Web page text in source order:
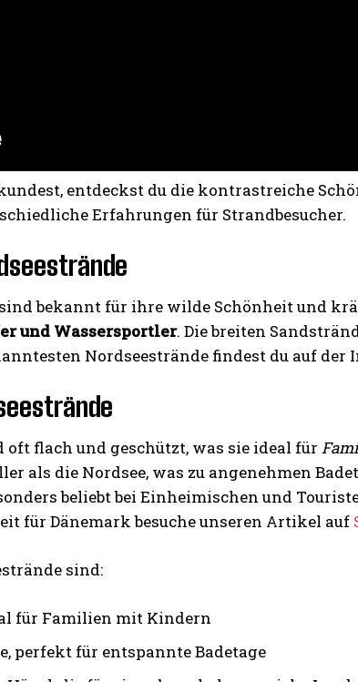
entdeckst du die kontrastreiche
Erfahrungen für Strandbesucher.
bekannt für ihre wilde Schönheit und
und Wassersportler. Die breiten
Nordseestrände findest du auf der
oft flach und geschützt, was sie ideal für
als die Nordsee, was zu angenehmen
beliebt bei Einheimischen und
für Dänemark besuche unseren Artikel auf
sind:
für Familien mit Kindern
perfekt für entspannte Badetage